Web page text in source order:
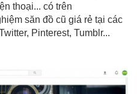
thoại... có trên
săn đồ cũ giá rẻ tại các
Pinterest, Tumblr...